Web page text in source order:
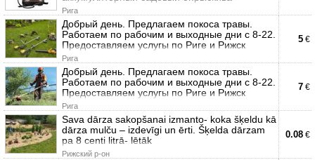
Рига
Добрый день. Предлагаем покоса травы.
Работаем по рабочим и выходные дни с 8-22.
Предоставляем услугы по Риге и Рижск
Рига
5 €
Добрый день. Предлагаем покоса травы.
Работаем по рабочим и выходные дни с 8-22.
Предоставляем услугы по Риге и Рижск
Рига
7 €
Sava dārza sakopšanai izmanto- koka šķeldu kā
dārza mulču – izdevīgi un ērti. Šķelda dārzam
pa 8 centi litrā- lētāk
Рижский р-он
0.08 €